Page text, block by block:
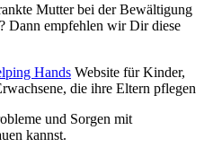
Mutter bei der Bewältigung
Dann empfehlen wir Dir diese
Hands Website für Kinder,
die ihre Eltern pflegen
und Sorgen mit
kannst.